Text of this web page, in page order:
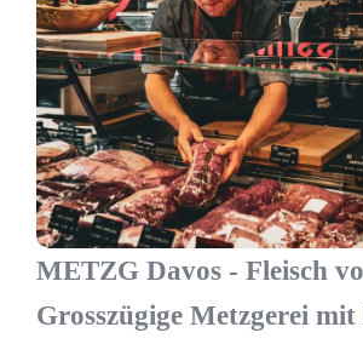
METZG Davos - Fleisch
Grosszügige Metzgerei